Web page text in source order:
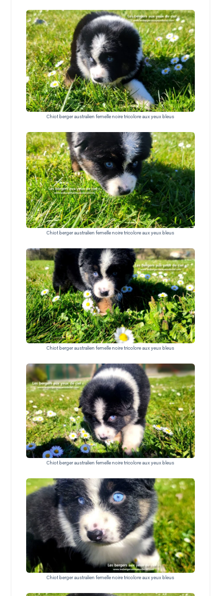
Chiot berger australien femelle noire tricolore aux yeux bleus
Chiot berger australien femelle noire tricolore aux yeux bleus
Chiot berger australien femelle noire tricolore aux yeux bleus
Chiot berger australien femelle noire tricolore aux yeux bleus
Chiot berger australien femelle noire tricolore aux yeux bleus